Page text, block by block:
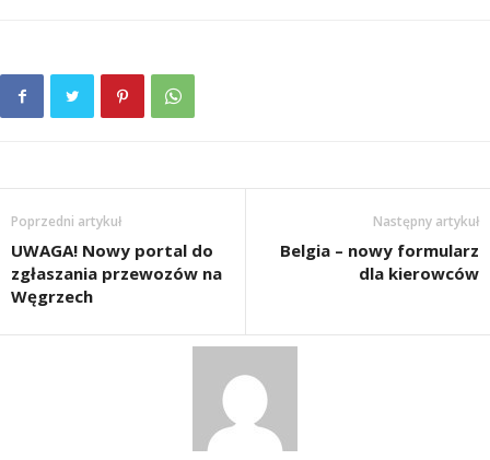
Poprzedni artykuł
UWAGA! Nowy portal do
zgłaszania przewozów na
Węgrzech
Następny artykuł
Belgia – nowy formularz
dla kierowców